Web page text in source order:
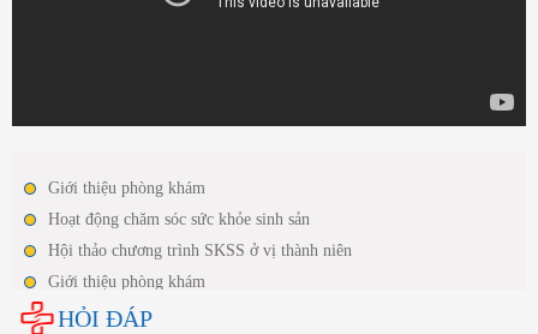
Giới thiệu phòng khám
Hoạt động chăm sóc sức khỏe sinh sản
Hội thảo chương trình SKSS ở vị thành niên
Giới thiệu phòng khám
Hoạt động chăm sóc sức khỏe sinh sản
HỎI ĐÁP